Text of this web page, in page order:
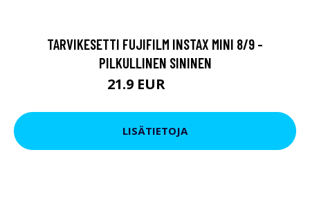
TARVIKESETTI FUJIFILM INSTAX MINI 8/9 -
PILKULLINEN SININEN
21.9 EUR
LISÄTIETOJA